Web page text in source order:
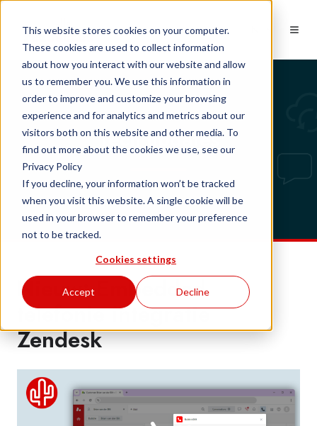
This website stores cookies on your computer.
These cookies are used to collect information
about how you interact with our website and allow
us to remember you. We use this information in
order to improve and customize your browsing
experience and for analytics and metrics about our
visitors both on this website and other media. To
find out more about the cookies we use, see our
Privacy Policy
If you decline, your information won’t be tracked
when you visit this website. A single cookie will be
used in your browser to remember your preference
not to be tracked.
Cookies settings
Accept Decline
Tech updates
Nieuw: Embedded
telefonie integratie
Zendesk